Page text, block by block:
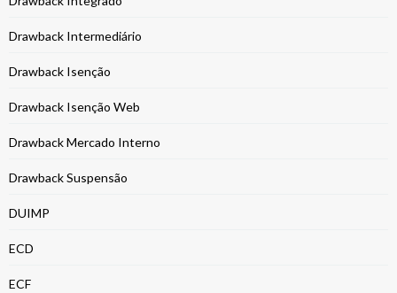
Drawback Intermediário
Drawback Isenção
Drawback Isenção Web
Drawback Mercado Interno
Drawback Suspensão
DUIMP
ECD
ECF